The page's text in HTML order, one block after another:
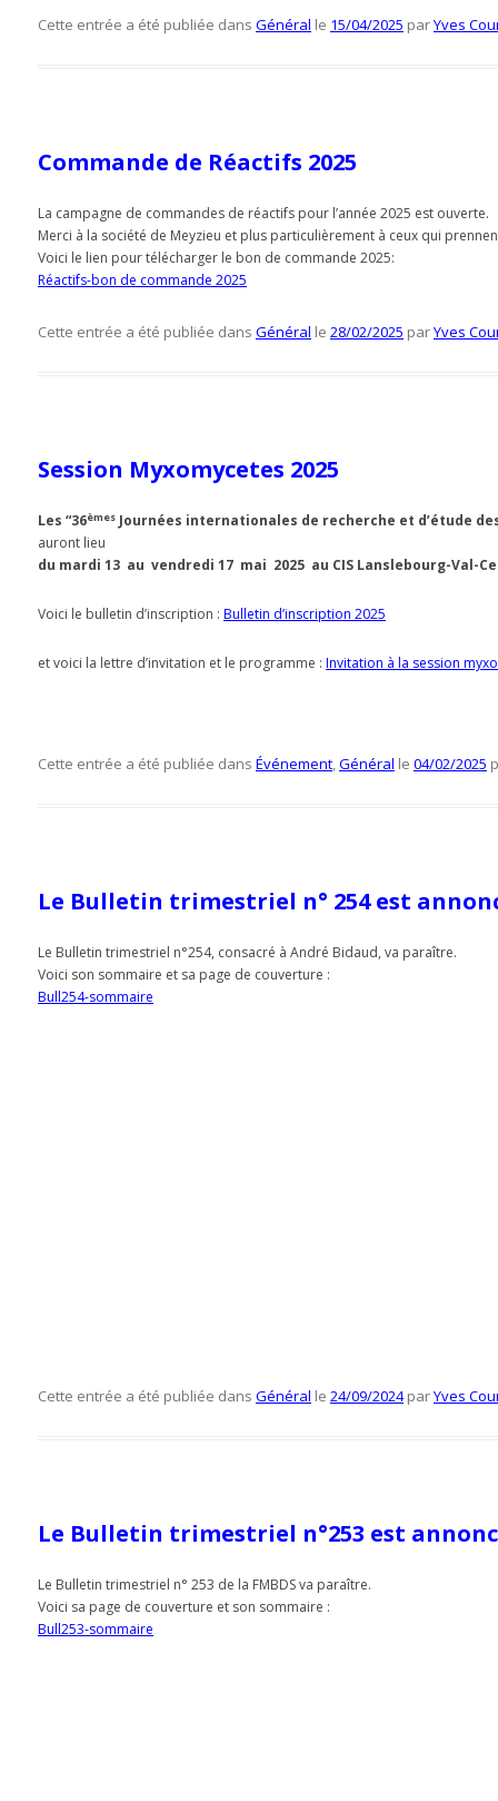
Cette entrée a été publiée dans Général le 15/04/2025 parYves
Commande de Réactifs 2025
La campagne de commandes de réactifs pour l’année 2025 est ouverte.
Merci à la société de Meyzieu et plus particulièrement à ceux qui
Voici le lien pour télécharger le bon de commande 2025:
Réactifs-bon de commande 2025
Cette entrée a été publiée dans Général le 28/02/2025 parYves
Session Myxomycetes 2025
Les “36èmes Journées internationales de recherche et d’étude
auront lieu
du mardi 13 au vendredi 17 mai 2025 au CIS Lanslebourg-Val-
Voici le bulletin d’inscription : Bulletin d’inscription 2025
et voici la lettre d’invitation et le programme : Invitation à la session
Cette entrée a été publiée dans Événement,Général le 04/02/2025
Le Bulletin trimestriel n° 254 est
Le Bulletin trimestriel n°254, consacré à André Bidaud, va paraître.
Voici son sommaire et sa page de couverture :
Bull254-sommaire
Cette entrée a été publiée dans Général le 24/09/2024 parYves
Le Bulletin trimestriel n°253 est
Le Bulletin trimestriel n° 253 de la FMBDS va paraître.
Voici sa page de couverture et son sommaire :
Bull253-sommaire